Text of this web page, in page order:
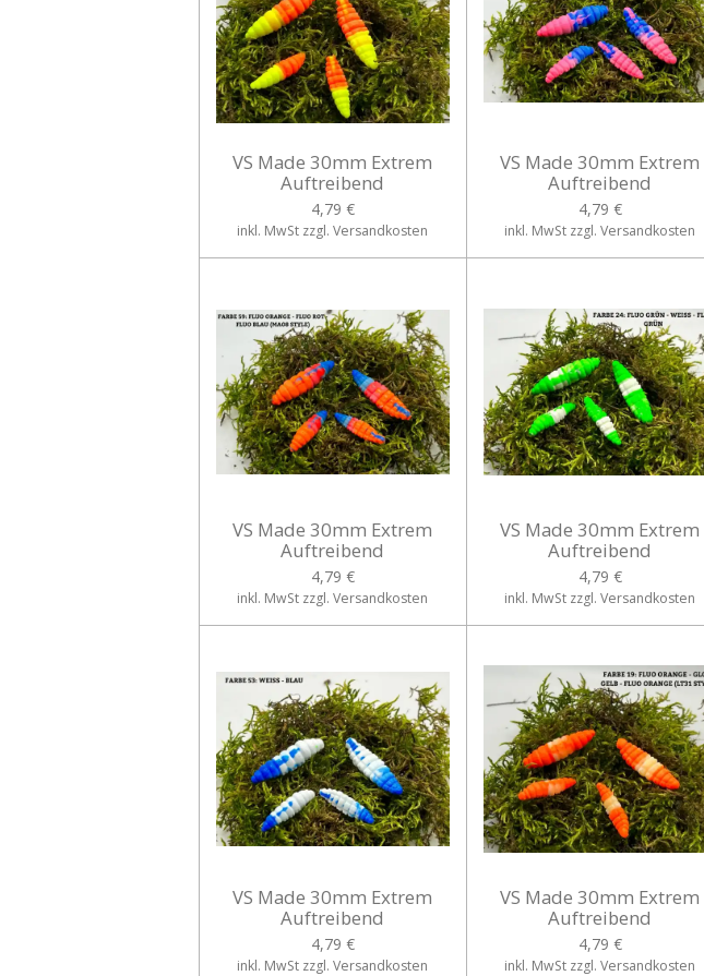
VS Made 30mm Extrem
Auftreibend
4,79 €
inkl. MwSt zzgl. Versandkosten
VS Made 30mm Extrem
Auftreibend
4,79 €
inkl. MwSt zzgl. Versandkosten
VS Made 30mm Extrem
Auftreibend
4,79 €
inkl. MwSt zzgl. Versandkosten
VS Made 30mm Extrem
Auftreibend
4,79 €
inkl. MwSt zzgl. Versandkosten
VS Made 30mm Extrem
Auftreibend
4,79 €
inkl. MwSt zzgl. Versandkosten
VS Made 30mm Extrem
Auftreibend
4,79 €
inkl. MwSt zzgl. Versandkosten